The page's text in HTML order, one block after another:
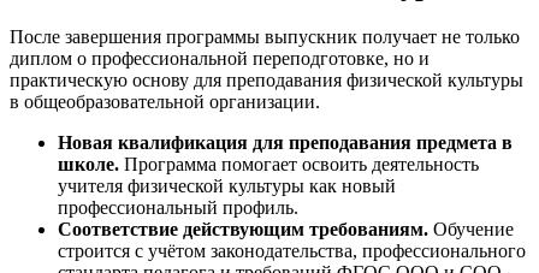
После завершения программы выпускник получает не только
диплом о профессиональной переподготовке, но и
практическую основу для преподавания физической культуры
в общеобразовательной организации.
Новая квалификация для преподавания предмета в
школе. Программа помогает освоить деятельность
учителя физической культуры как новый
профессиональный профиль.
Соответствие действующим требованиям. Обучение
строится с учётом законодательства, профессионального